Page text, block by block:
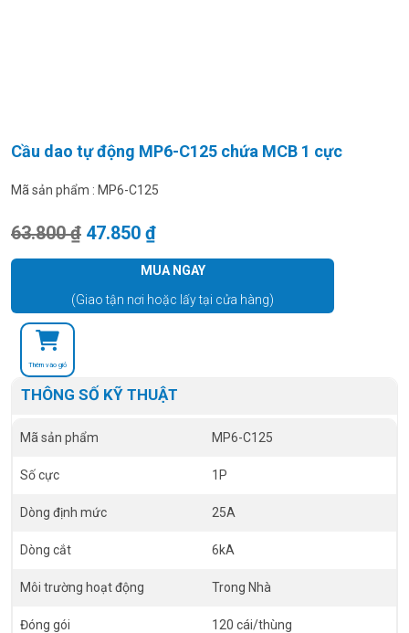
Cầu dao tự động MP6-C125 chứa MCB 1 cực
Mã sản phẩm : MP6-C125
63.800₫ Giá gốc là: 63.800 ₫.
47.850 ₫Giá hiện tại là: 47.850 ₫.
MUA NGAY
(Giao tận nơi hoặc lấy tại cửa hàng)
Thêm vào giỏ
THÔNG SỐ KỸ THUẬT
Mã sản phẩm MP6-C125
Số cực 1P
Dòng định mức 25A
Dòng cắt 6kA
Môi trường hoạt động Trong Nhà
Đóng gói 120 cái/thùng